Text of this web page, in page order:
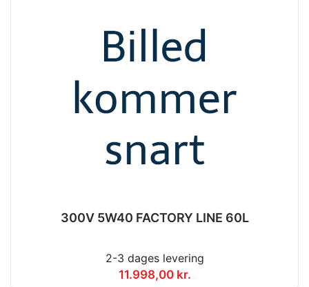
300V 5W40 FACTORY LINE 60L
2-3 dages levering
11.998,00 kr.